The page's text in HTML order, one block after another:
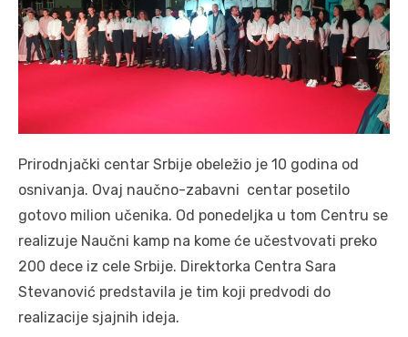
Prirodnjački centar Srbije obeležio je 10 godina od
osnivanja. Ovaj naučno-zabavni centar posetilo
gotovo milion učenika. Od ponedeljka u tom Centru se
realizuje Naučni kamp na kome će učestvovati preko
200 dece iz cele Srbije. Direktorka Centra Sara
Stevanović predstavila je tim koji predvodi do
realizacije sjajnih ideja.